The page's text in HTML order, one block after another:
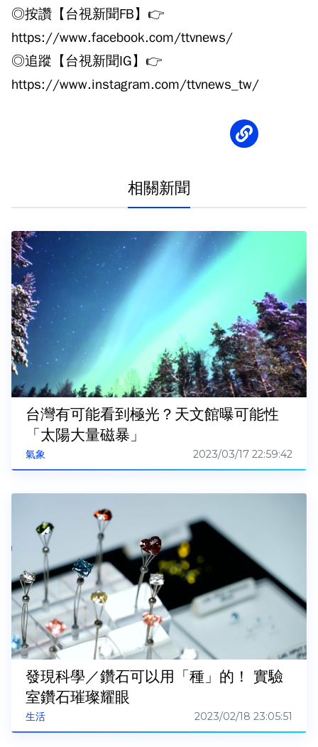
◎按讚【台視新聞FB】👉
https://www.facebook.com/ttvnews/
◎追蹤【台視新聞IG】👉
https://www.instagram.com/ttvnews_tw/
相關新聞
氣象
台灣有可能看到極光？天文館曝可能性
「太陽大量磁暴」
2023/03/17 22:59:42
生活
發現科學／鑽石可以用「種」的！ 實驗
室鑽石璀璨耀眼
2023/02/18 23:05:51